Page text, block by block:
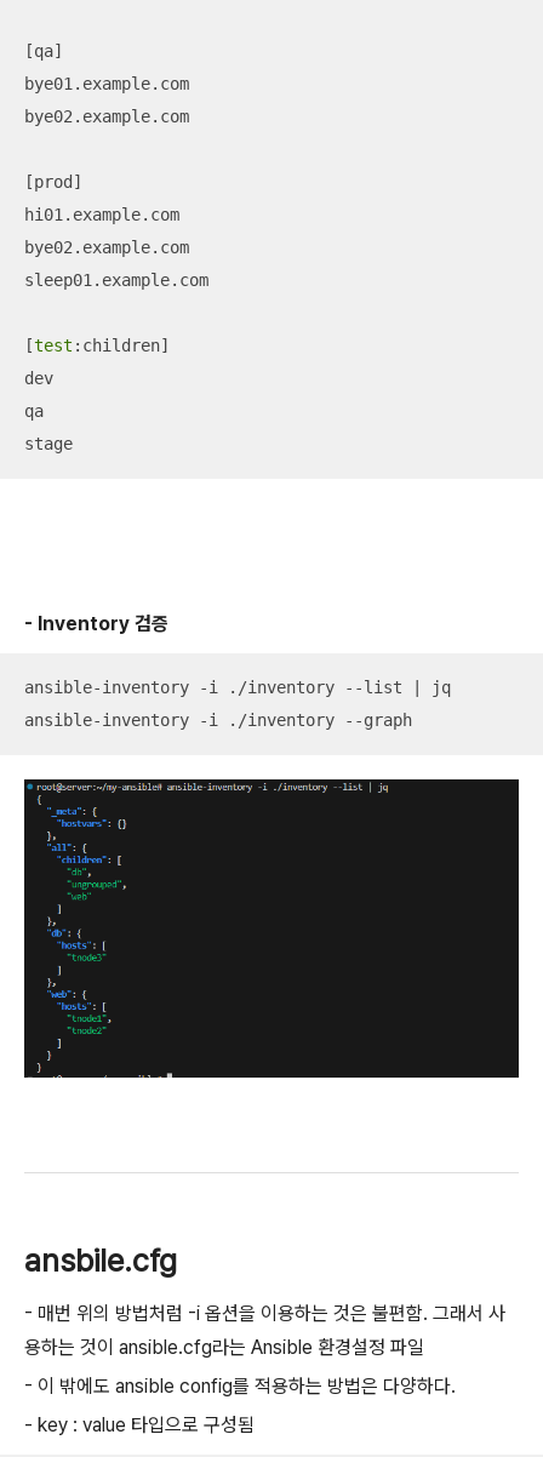
[qa]
bye01.example.com
bye02.example.com
[prod]
hi01.example.com
bye02.example.com
sleep01.example.com
[test :children]
dev
qa
stage
- Inventory 검증
ansible-inventory -i ./inventory --list | jq
ansible-inventory -i ./inventory --graph
ansbile.cfg
- 매번 위의 방법처럼 -i 옵션을 이용하는 것은 불편함. 그래서 사
용하는 것이 ansible.cfg라는 Ansible 환경설정 파일
- 이 밖에도 ansible config를 적용하는 방법은 다양하다.
- key : value 타입으로 구성됨